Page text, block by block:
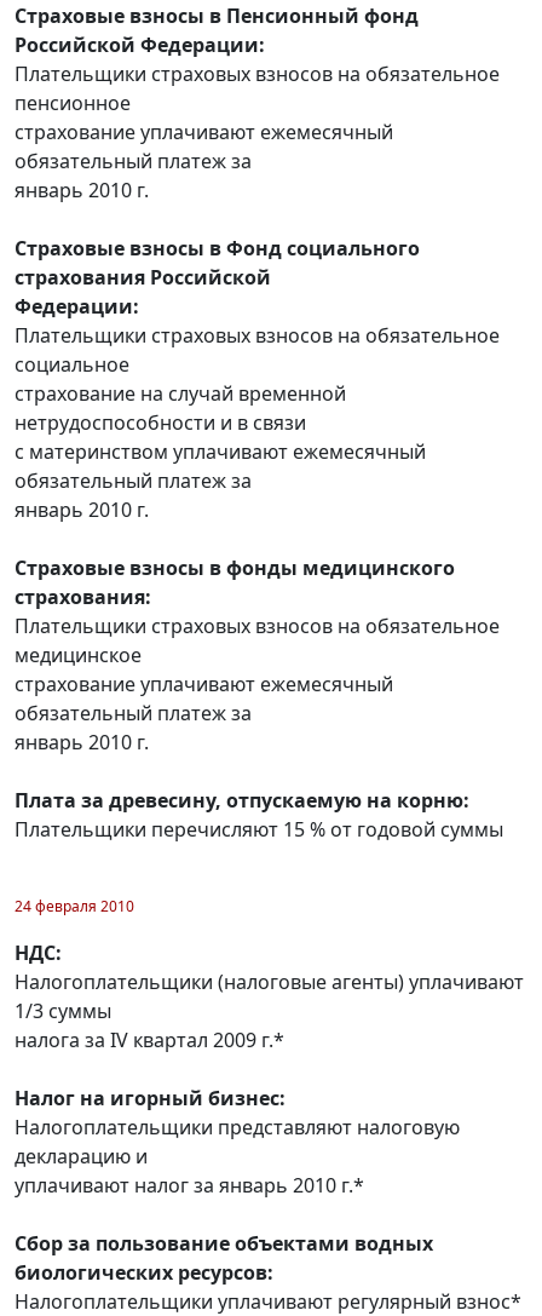
Страховые взносы в Пенсионный фонд
Российской Федерации:
Плательщики страховых взносов на обязательное
пенсионное
страхование уплачивают ежемесячный
обязательный платеж за
январь 2010 г.
Страховые взносы в Фонд социального
страхования Российской
Федерации:
Плательщики страховых взносов на обязательное
социальное
страхование на случай временной
нетрудоспособности и в связи
с материнством уплачивают ежемесячный
обязательный платеж за
январь 2010 г.
Страховые взносы в фонды медицинского
страхования:
Плательщики страховых взносов на обязательное
медицинское
страхование уплачивают ежемесячный
обязательный платеж за
январь 2010 г.
Плата за древесину, отпускаемую на корню:
Плательщики перечисляют 15 % от годовой суммы
24 февраля 2010
НДС:
Налогоплательщики (налоговые агенты) уплачивают
1/3 суммы
налога за IV квартал 2009 г.*
Налог на игорный бизнес:
Налогоплательщики представляют налоговую
декларацию и
уплачивают налог за январь 2010 г.*
Сбор за пользование объектами водных
биологических ресурсов:
Налогоплательщики уплачивают регулярный взнос*